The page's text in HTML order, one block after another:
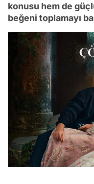
konusu hem de
beğeni toplamayı